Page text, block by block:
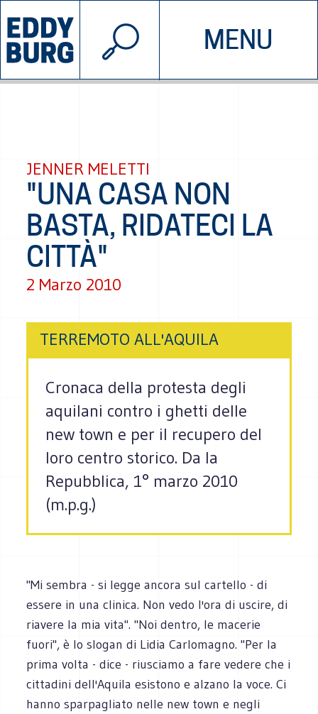
MENU
INIZIATIVE CHI SIAMO
© 2026 EDDYBURG
JENNER MELETTI
"UNA CASA NON
BASTA, RIDATECI LA
CITTÀ"
2 Marzo 2010
TERREMOTO ALL'AQUILA
Cronaca della protesta degli
aquilani contro i ghetti delle
new town e per il recupero del
loro centro storico. Da la
Repubblica, 1° marzo 2010
(m.p.g.)
"Mi sembra - si legge ancora sul cartello - di
essere in una clinica. Non vedo l'ora di uscire, di
riavere la mia vita". "Noi dentro, le macerie
fuori", è lo slogan di Lidia Carlomagno. "Per la
prima volta - dice - riusciamo a fare vedere che i
cittadini dell'Aquila esistono e alzano la voce. Ci
hanno sparpagliato nelle new town e negli